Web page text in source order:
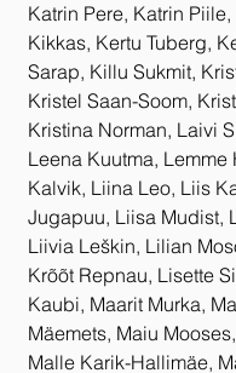
Katrin Pere, Katrin
Kikkas, Kertu Tuberg,
Sarap, Killu Sukmit,
Kristel Saan-Soom,
Kristina Norman, Laivi
Leena Kuutma,
Kalvik, Liina Leo, Liis
Jugapuu, Liisa Mudist,
Liivia Leškin, Lilian
Krõõt Repnau, Lisette
Kaubi, Maarit Murka,
Mäemets, Maiu
Malle Karik-Hallimäe,